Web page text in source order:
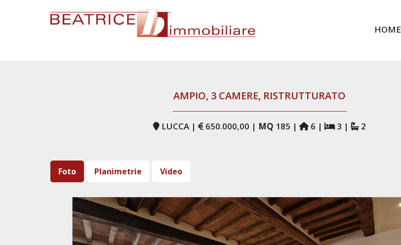
HOME
AMPIO, 3 CAMERE, RISTRUTTURATO
LUCCA | 650.000,00 | MQ 185 | 6 | 3 | 2
Foto Planimetrie Video